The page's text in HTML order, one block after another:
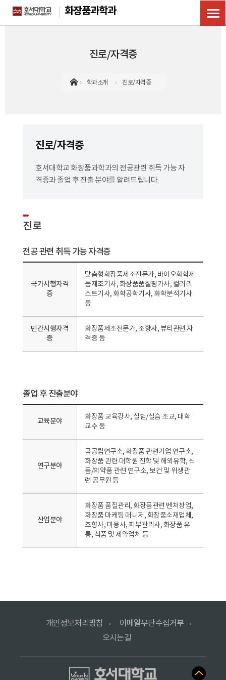
화장품과학과
진로/자격증
학과소개 진로/자격증
진로/자격증
호서대학교 화장품과학과의 전공관련 취득 가능 자
격증과 졸업 후 진출 분야를 알려드립니다.
진로
전공 관련 취득 가능 자격증
국가시행자격
증
맞춤형화장품제조전문가, 바이오화학제
품제조기사, 화장품품질평가사, 컬러리
스트기사, 화학공학기사, 화학분석기사
등
민간시행자격
증
화장품제조전문가, 조향사, 뷰티관련 자
격증 등
졸업 후 진출분야
교육분야
화장품 교육강사, 실험/실습 조교, 대학
교수 등
연구분야
국공립연구소, 화장품 관련기업 연구소,
화장품 관련 대학원 진학 및 해외유학, 식
품/의약품 관련 연구소, 보건 및 위생관
련 공무원 등
산업분야
화장품 품질관리, 화장품관련 벤처창업,
화장품 마케팅 매니저, 화장품소재업체,
조향사, 미용사, 피부관리사, 화장품 유
통, 식품 및 제약업체 등
개인정보처리방침
이메일무단수집거부
오시는길
본
문